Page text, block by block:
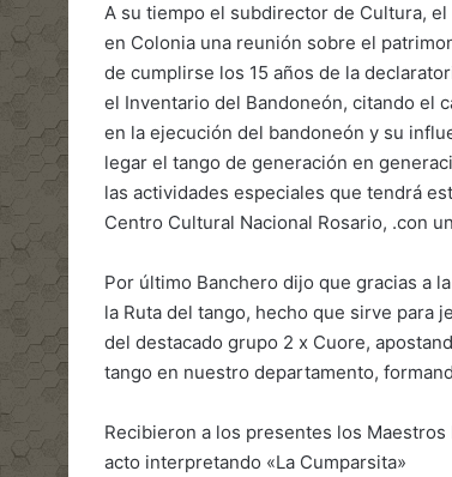
A su tiempo el subdirector de Cultura,
en Colonia una reunión sobre el
de cumplirse los 15 años de la
el Inventario del Bandoneón, citando el
en la ejecución del bandoneón y su
legar el tango de generación en
las actividades especiales que tendrá
Centro Cultural Nacional Rosario, .con
Por último Banchero dijo que gracias a
la Ruta del tango, hecho que sirve para
del destacado grupo 2 x Cuore,
tango en nuestro departamento,
Recibieron a los presentes los
acto interpretando «La Cumparsita»